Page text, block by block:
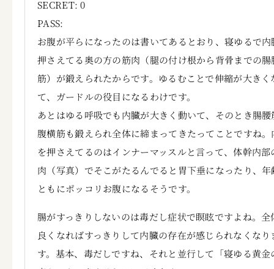
SECRET: 0
PASS:
お腹が平らになったのは書いてあるとおり、寝ゆるで内
押さえてる奥の方の筋肉（腿の付け根から背骨までの腸
筋）が鍛えられたからです。ゆるむことで伸縮が大きく
て、ガードルの役目になるわけです。
あとはゆる呼吸でも内臓が大きく動いて、そのとき腸腰
腹横筋も鍛えられ全体に締まってきたってことですね。
を押さえてるのはインナーマッスルと言って、体幹内部
肉（写真）でそこがたるんでると胃下垂になったり、年
ともにポッコリお腹になるそうです。
腸がすっきりしないのは毒だし症状で瞑眩ですよね。全
良くなればすっきりして内臓の存在が感じられなくなり
す。基本、毒だしですね、それと並行して「寝ゆる黄金